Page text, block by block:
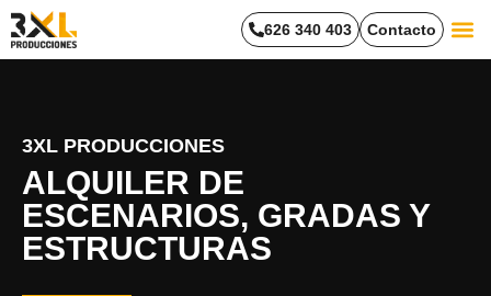
626 340 403 Contacto
3XL PRODUCCIONES
ALQUILER DE
ESCENARIOS, GRADAS Y
ESTRUCTURAS